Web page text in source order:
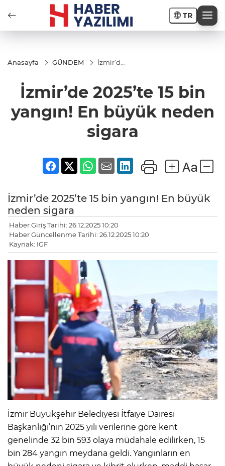
TR
Anasayfa GÜNDEM
İzmir’de
yangın!
En
neden
sigara
İzmir’de 2025’te 15 bin
yangın! En büyük neden
sigara
İzmir’de 2025’te 15 bin yangın! En büyük
neden sigara
Haber Giriş Tarihi: 26.12.2025 10:20
Haber Güncellenme Tarihi: 26.12.2025 10:20
Kaynak: IGF
İzmir Büyükşehir Belediyesi İtfaiye Dairesi
Başkanlığı’nın 2025 yılı verilerine göre kent
genelinde 32 bin 593 olaya müdahale edilirken, 15
bin 284 yangın meydana geldi. Yangınların en